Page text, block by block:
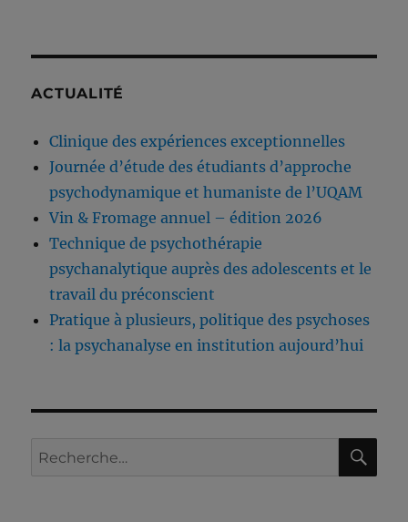
ACTUALITÉ
Clinique des expériences exceptionnelles
Journée d’étude des étudiants d’approche
psychodynamique et humaniste de l’UQAM
Vin & Fromage annuel – édition 2026
Technique de psychothérapie
psychanalytique auprès des adolescents et le
travail du préconscient
Pratique à plusieurs, politique des psychoses
: la psychanalyse en institution aujourd’hui
Recherche